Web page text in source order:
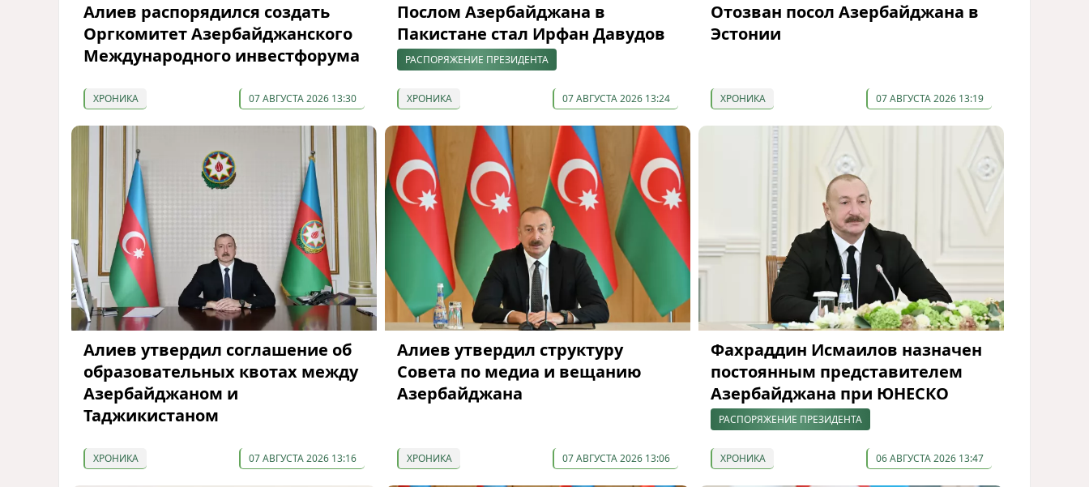
Алиев распорядился создать
Оргкомитет Азербайджанского
Международного инвестфорума
ХРОНИКА 07 АВГУСТА 2026 13:30
Послом Азербайджана в
Пакистане стал Ирфан Давудов
РАСПОРЯЖЕНИЕ ПРЕЗИДЕНТА
ХРОНИКА 07 АВГУСТА 2026 13:24
Отозван посол Азербайджана в
Эстонии
ХРОНИКА 07 АВГУСТА 2026 13:19
Алиев утвердил соглашение об
образовательных квотах между
Азербайджаном и
Таджикистаном
ХРОНИКА 07 АВГУСТА 2026 13:16
Алиев утвердил структуру
Совета по медиа и вещанию
Азербайджана
ХРОНИКА 07 АВГУСТА 2026 13:06
Фахраддин Исмаилов назначен
постоянным представителем
Азербайджана при ЮНЕСКО
РАСПОРЯЖЕНИЕ ПРЕЗИДЕНТА
ХРОНИКА 06 АВГУСТА 2026 13:47